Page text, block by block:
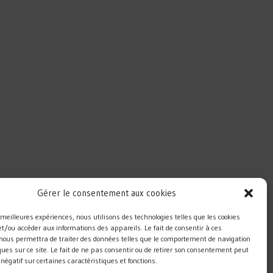
Gérer le consentement aux cookies
expériences, nous utilisons des technologies telles que les cookies
ou accéder aux informations des appareils. Le fait de consentir à ces
permettra de traiter des données telles que le comportement de navigation
sur ce site. Le fait de ne pas consentir ou de retirer son consentement peut
sur certaines caractéristiques et fonctions.